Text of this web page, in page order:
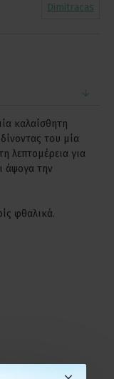
Dimitracas
καλαίσθητη
του μία
λεπτομέρεια για
άψογα την
φθαλικά.